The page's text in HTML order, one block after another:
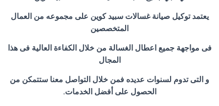
يعتمد توكيل صيانة غسالات سبيد كوين على مجموعه من العمال
المتخصصين
فى مواجهة جميع اعطال الغسالة من خلال الكفاءة العالية فى هذا
المجال
و التى تدوم لسنوات عديده فمن خلال التواصل معنا ستتمكن من
الحصول على أفضل الخدمات.